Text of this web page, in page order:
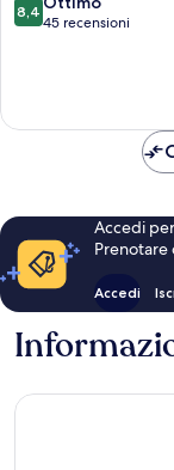
su
8,4
45 recensioni
Accedi
Prenotare
Accedi